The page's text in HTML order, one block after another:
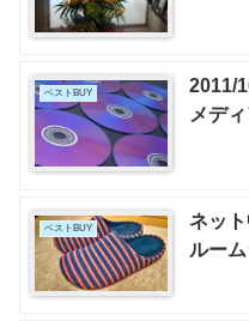
ベストBUY
2011/
メデ
ベストBUY
ネッ
ルー